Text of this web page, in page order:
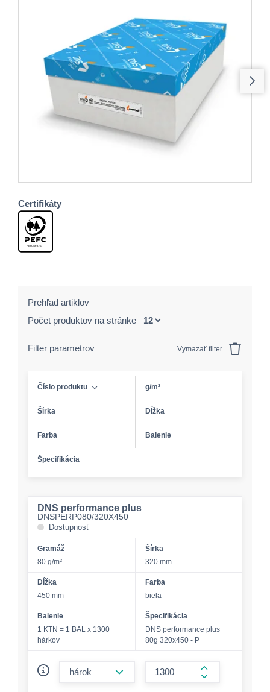
Certifikáty
Prehľad artiklov
Počet produktov na stránke
Filter parametrov Vymazať filter
Číslo produktu g/m²
Šírka Dĺžka
Farba Balenie
Špecifikácia
DNS performance plus
DNSPERP080/320X450
Dostupnosť
Gramáž
80 g/m²
Šírka
320 mm
Dĺžka
450 mm
Farba
biela
Balenie
1 KTN = 1 BAL x 1300
hárkov
Špecifikácia
DNS performance plus
80g 320x450 - P
form.increase-